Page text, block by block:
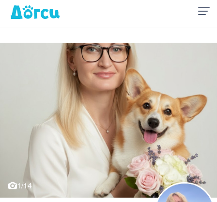
1/14